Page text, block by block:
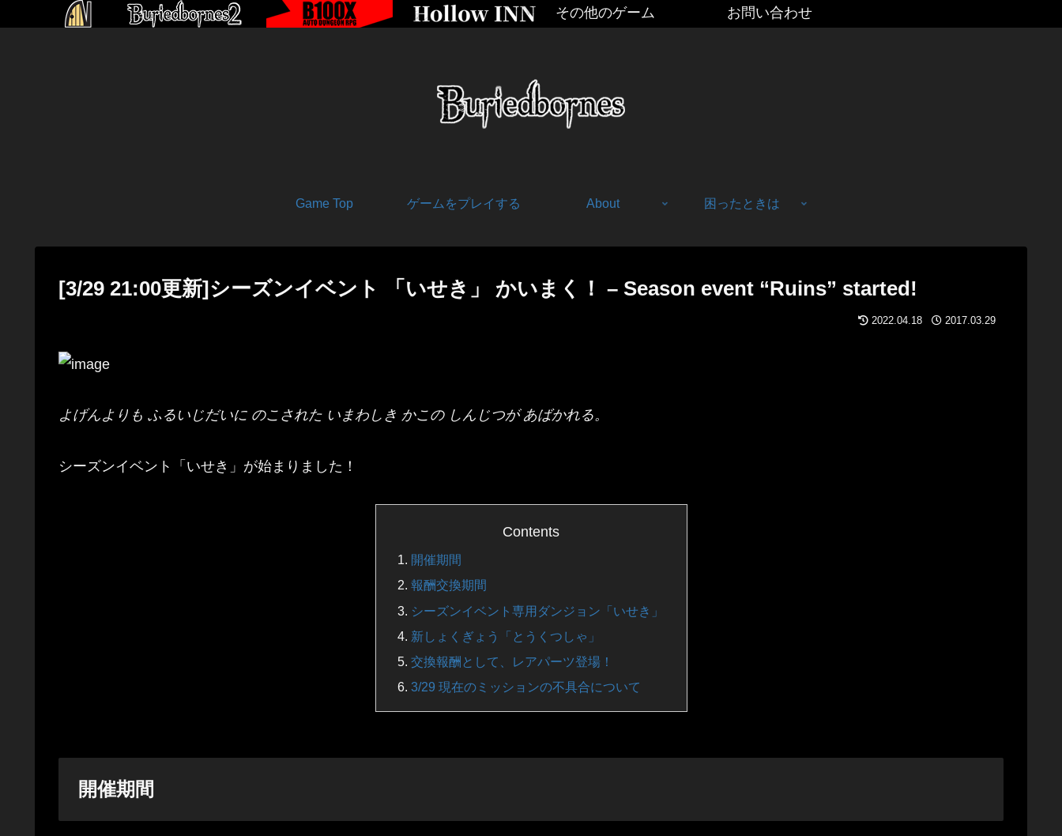
その他のゲーム お問い合わせ
Game Top ゲームをプレイする About 困ったときは
[3/29 21:00更新]シーズンイベント 「いせき」 かいまく！ – Season event “Ruins” started!
2022.04.18 2017.03.29
よげんよりも ふるいじだいに のこされた いまわしき かこの しんじつが あばかれる。
シーズンイベント「いせき」が始まりました！
Contents
開催期間
報酬交換期間
シーズンイベント専用ダンジョン「いせき」
新しょくぎょう「とうくつしゃ」
交換報酬として、レアパーツ登場！
3/29 現在のミッションの不具合について
開催期間